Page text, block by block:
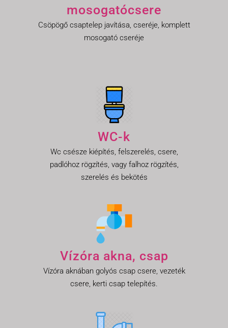
mosogatócsere
Csöpögő csaptelep javítása, cseréje, komplett
mosogató cseréje
WC-k
Wc csésze kiépítés, felszerelés, csere,
padlóhoz rögzítés, vagy falhoz rögzítés,
szerelés és bekötés
Vízóra akna, csap
Vízóra aknában golyós csap csere, vezeték
csere, kerti csap telepítés.